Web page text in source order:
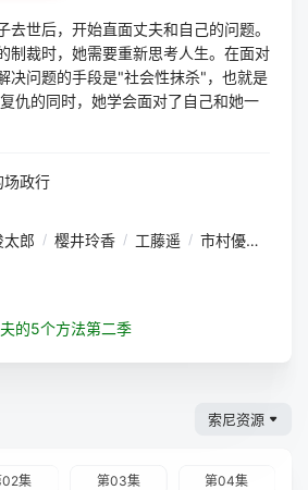
去世后，开始直面丈夫和自己的问题。
制裁时，她需要重新思考人生。在面对
决问题的手段是"社会性抹杀"，也就是
仇的同时，她学会面对了自己和她一
场政行
太郎 / 樱井玲香 / 工藤遥 / 市村優汰
的5个方法第二季
索尼资源
02集 第03集 第04集